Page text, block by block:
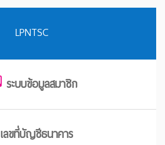
LPNTSC
ระบบข้อมูลสมาชิก
เลขที่บัญชีธนาคาร